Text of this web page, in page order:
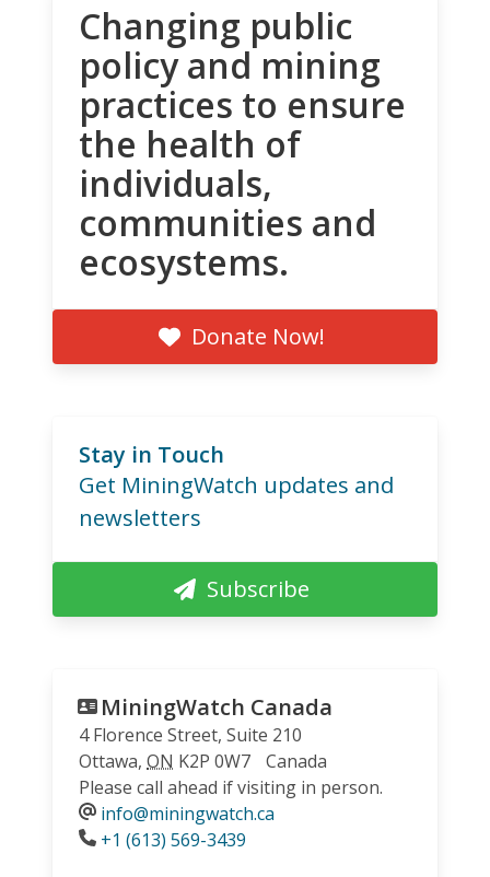
Changing public
policy and mining
practices to ensure
the health of
individuals,
communities and
ecosystems.
Donate Now!
Stay in Touch
Get MiningWatch updates and
newsletters
Subscribe
MiningWatch Canada
4 Florence Street, Suite 210
Ottawa, ON K2P 0W7
Canada
Please call ahead if visiting in person.
info@miningwatch.ca
Phone
+1 (613) 569-3439